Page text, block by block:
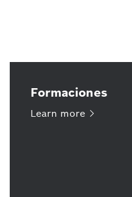
Formaciones
Learn more